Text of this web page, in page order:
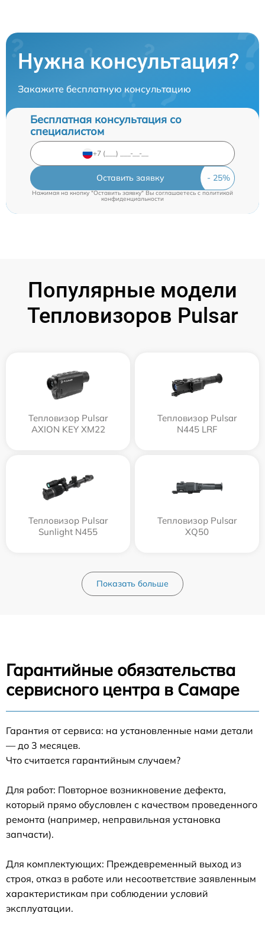
Нужна консультация?
Закажите бесплатную консультацию
Бесплатная консультация со
специалистом
Оставить заявку
Нажимая на кнопку "Оставить заявку" Вы соглашаетесь cполитикой
конфиденциальности
Популярные модели
Тепловизоров Pulsar
Тепловизор Pulsar
AXION KEY XM22
Тепловизор Pulsar
N445 LRF
Тепловизор Pulsar
Sunlight N455
Тепловизор Pulsar
XQ50
Показать больше
Гарантийные обязательства
сервисного центра в Самаре
Гарантия от сервиса: на установленные нами детали
— до 3 месяцев.
Что считается гарантийным случаем?
Для работ: Повторное возникновение дефекта,
который прямо обусловлен с качеством проведенного
ремонта (например, неправильная установка
запчасти).
Для комплектующих: Преждевременный выход из
строя, отказ в работе или несоответствие заявленным
характеристикам при соблюдении условий
эксплуатации.